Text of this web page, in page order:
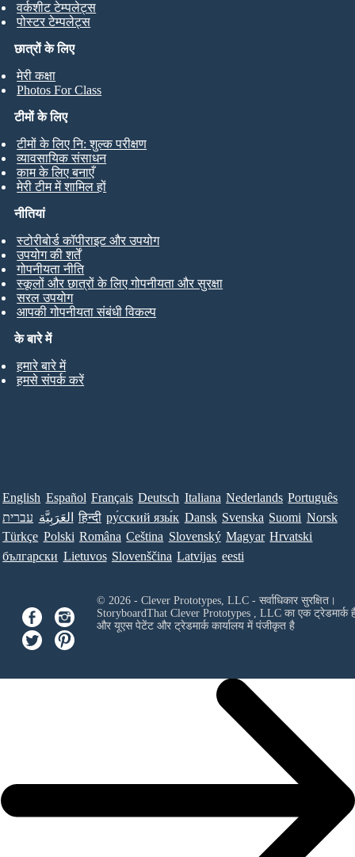
छात्रों के लिए
मेरी कक्षा
Photos For Class
वर्कशीट टेम्पलेट्स
पोस्टर टेम्पलेट्स
टीमों के लिए
टीमों के लिए नि: शुल्क परीक्षण
व्यावसायिक संसाधन
काम के लिए बनाएँ
मेरी टीम में शामिल हों
के बारे में
हमारे बारे में
हमसे संपर्क करें
नीतियां
स्टोरीबोर्ड कॉपीराइट और उपयोग
उपयोग की शर्तें
गोपनीयता नीति
स्कूलों और छात्रों के लिए गोपनीयता और सुरक्षा
सरल उपयोग
आपकी गोपनीयता संबंधी विकल्प
English Español Français Deutsch Italiana Nederlands Português
עברית العَرَبِيَّة हिन्दी ру́сский язы́к Dansk Svenska Suomi Norsk
Türkçe Polski Româna Ceština Slovenský Magyar Hrvatski
български Lietuvos Slovenščina Latvijas eesti
© 2026 - Clever Prototypes, LLC - सर्वाधिकार सुरक्षित।
StoryboardThat Clever Prototypes , LLCका एक ट्रेडमार्क
और यूएस पेटेंट और ट्रेडमार्क कार्यालय में पंजीकृत है